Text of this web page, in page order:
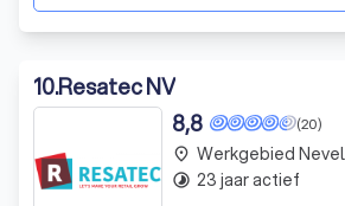
10.Resatec NV
(20)
8,8
place Werkgebied
timelapse 23 jaar actief